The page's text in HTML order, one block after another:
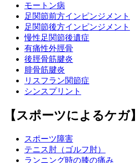
モートン病
足関節前方インピンジメント
足関節後方インピンジメント
慢性足関節後遺症
有痛性外脛骨
後脛骨筋腱炎
腓骨筋腱炎
リスフラン関節症
シンスプリント
【スポーツによるケガ】
スポーツ障害
テニス肘（ゴルフ肘）
ランニング時の膝の痛み